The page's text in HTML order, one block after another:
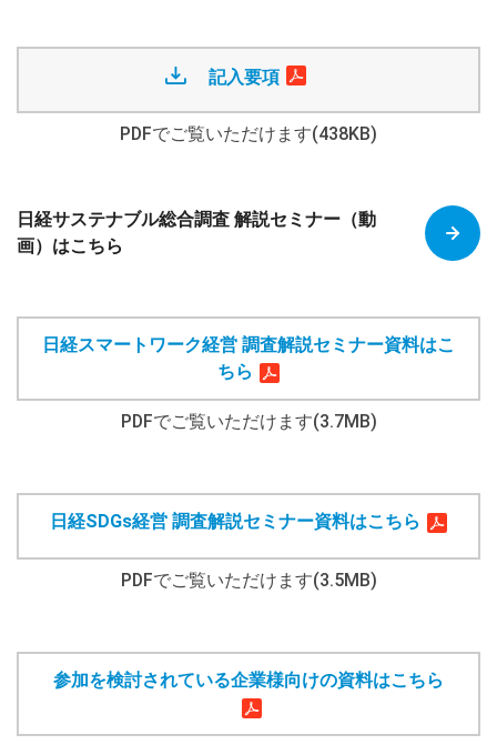
記入要項
PDFでご覧いただけます(438KB)
日経サステナブル総合調査 解説セミナー（動
画）はこちら
日経スマートワーク経営 調査解説セミナー資料はこ
ちら
PDFでご覧いただけます(3.7MB)
日経SDGs経営 調査解説セミナー資料はこちら
PDFでご覧いただけます(3.5MB)
参加を検討されている企業様向けの資料はこちら